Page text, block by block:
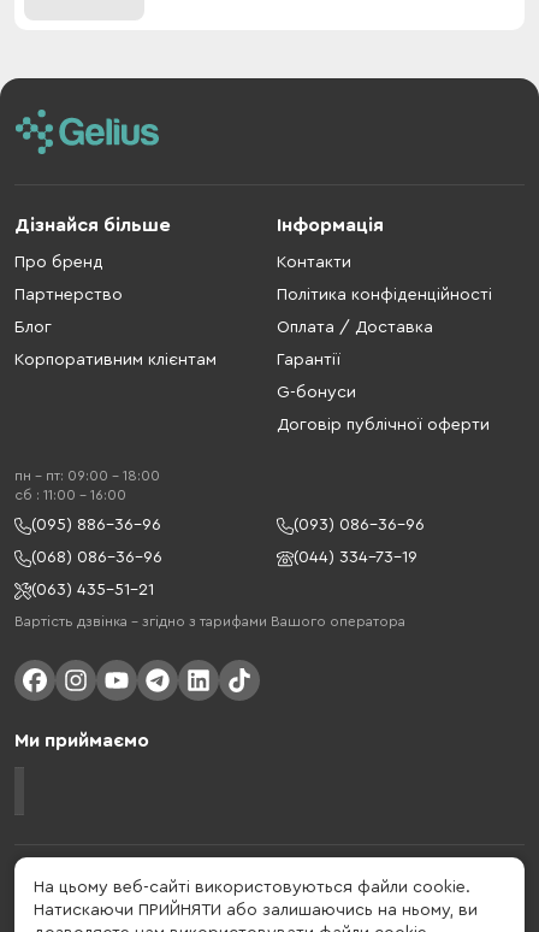
Дізнайся більше
Про бренд
Партнерство
Блог
Корпоративним клієнтам
Інформація
Контакти
Політика конфіденційності
Оплата / Доставка
Гарантії
G-бонуси
Договір публічної оферти
пн - пт: 09:00 - 18:00
cб : 11:00 - 16:00
(095) 886-36-96
(093) 086-36-96
(068) 086-36-96
(044) 334-73-19
(063) 435-51-21
Вартість дзвінка – згідно з тарифами Вашого оператора
Ми приймаємо
Gelius - український бренд, який активно розвивається у сфері смарт
гаджетів та мобільних аксесуарів. Бренд заснований в 2013 році. Gelius
- це набагато більше ніж просто бренд, це стиль життя, який об'єднує в
На цьому веб-сайті використовуються файли cookie.
Натискаючи ПРИЙНЯТИ або залишаючись на ньому, ви